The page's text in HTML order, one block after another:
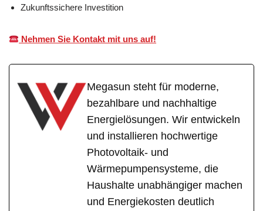
Zukunftssichere Investition
Nehmen Sie Kontakt mit uns auf!
Megasun steht für moderne,
bezahlbare und nachhaltige
Energielösungen. Wir entwickeln
und installieren hochwertige
Photovoltaik- und
Wärmepumpensysteme, die
Haushalte unabhängiger machen
und Energiekosten deutlich